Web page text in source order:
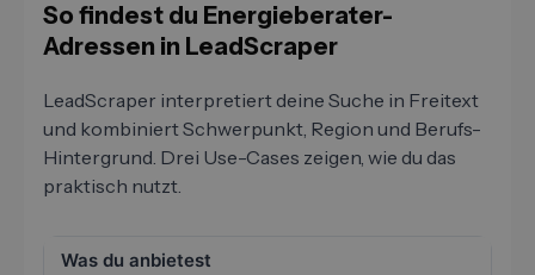
So findest du Energieberater-
Adressen in LeadScraper
LeadScraper interpretiert deine Suche in Freitext
und kombiniert Schwerpunkt, Region und Berufs-
Hintergrund. Drei Use-Cases zeigen, wie du das
praktisch nutzt.